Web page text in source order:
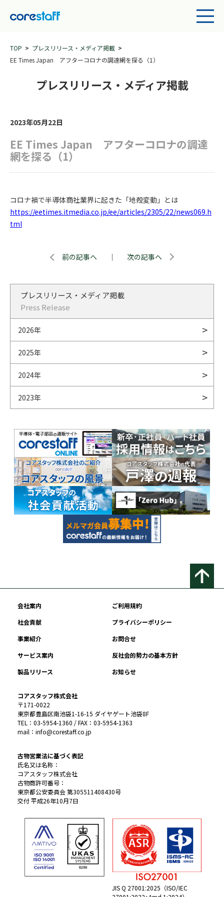
TOP
プレスリリース・メディア掲載
EE Times Japan アフターコロナの調達網を探る（1）
プレスリリース・メディア掲載
2023年05月22日
EE Times Japan アフターコロナの調達
網を探る（1）
コロナ禍で半導体商社業界に起きた「地殻変動」とは
https://eetimes.itmedia.co.jp/ee/articles/2305/22/news069.h
tml
前の記事へ ｜ 次の記事へ
プレスリリース・メディア掲載
Press Release
2026年
2025年
2024年
2023年
会社案内
ご利用規約
社会貢献
プライバシーポリシー
事業紹介
お問合せ
サービス案内
反社会的勢力の基本方針
製品リリース
お知らせ
コアスタッフ株式会社
〒171-0022
東京都豊島区南池袋1-16-15 ダイヤゲート池袋8F
TEL：03-5954-1360 / FAX：03-5954-1363
mail：info@corestaff.co.jp
古物営業法に基づく表記
氏名又は名称：
コアスタッフ株式会社
古物商許可番号：
東京都公安委員会 第305511408430号
交付 平成26年10月7日
JIS Q 27001:2025（ISO/IEC